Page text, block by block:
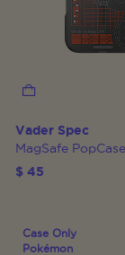
Vader Spec
MagSafe PopCase
$ 45
Case Only
Pokémon